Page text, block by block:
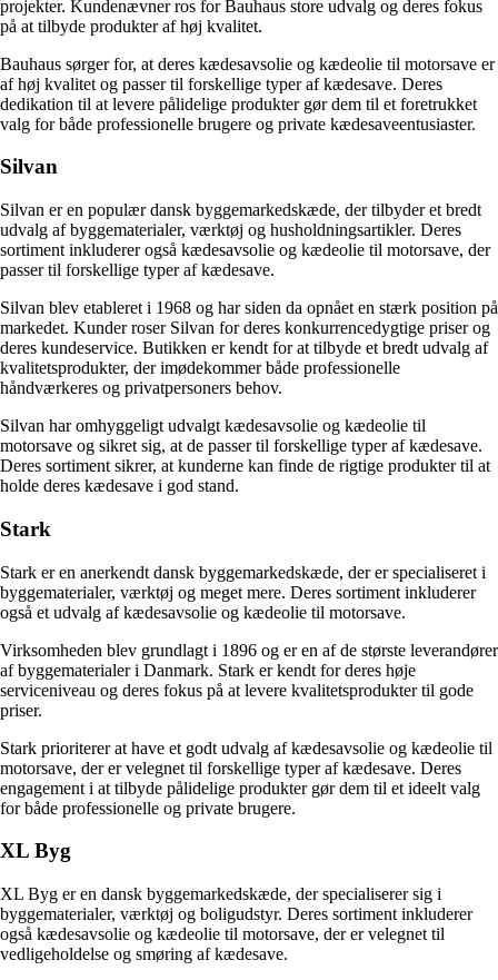
projekter. Kundenævner ros for Bauhaus store udvalg og deres fokus
på at tilbyde produkter af høj kvalitet.
Bauhaus sørger for, at deres kædesavsolie og kædeolie til motorsave er
af høj kvalitet og passer til forskellige typer af kædesave. Deres
dedikation til at levere pålidelige produkter gør dem til et foretrukket
valg for både professionelle brugere og private kædesaveentusiaster.
Silvan
Silvan er en populær dansk byggemarkedskæde, der tilbyder et bredt
udvalg af byggematerialer, værktøj og husholdningsartikler. Deres
sortiment inkluderer også kædesavsolie og kædeolie til motorsave, der
passer til forskellige typer af kædesave.
Silvan blev etableret i 1968 og har siden da opnået en stærk position på
markedet. Kunder roser Silvan for deres konkurrencedygtige priser og
deres kundeservice. Butikken er kendt for at tilbyde et bredt udvalg af
kvalitetsprodukter, der imødekommer både professionelle
håndværkeres og privatpersoners behov.
Silvan har omhyggeligt udvalgt kædesavsolie og kædeolie til
motorsave og sikret sig, at de passer til forskellige typer af kædesave.
Deres sortiment sikrer, at kunderne kan finde de rigtige produkter til at
holde deres kædesave i god stand.
Stark
Stark er en anerkendt dansk byggemarkedskæde, der er specialiseret i
byggematerialer, værktøj og meget mere. Deres sortiment inkluderer
også et udvalg af kædesavsolie og kædeolie til motorsave.
Virksomheden blev grundlagt i 1896 og er en af de største leverandører
af byggematerialer i Danmark. Stark er kendt for deres høje
serviceniveau og deres fokus på at levere kvalitetsprodukter til gode
priser.
Stark prioriterer at have et godt udvalg af kædesavsolie og kædeolie til
motorsave, der er velegnet til forskellige typer af kædesave. Deres
engagement i at tilbyde pålidelige produkter gør dem til et ideelt valg
for både professionelle og private brugere.
XL Byg
XL Byg er en dansk byggemarkedskæde, der specialiserer sig i
byggematerialer, værktøj og boligudstyr. Deres sortiment inkluderer
også kædesavsolie og kædeolie til motorsave, der er velegnet til
vedligeholdelse og smøring af kædesave.